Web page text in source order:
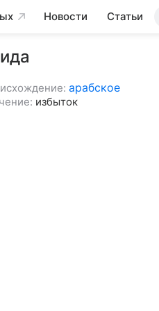
Новости Статьи
арабское
избыток